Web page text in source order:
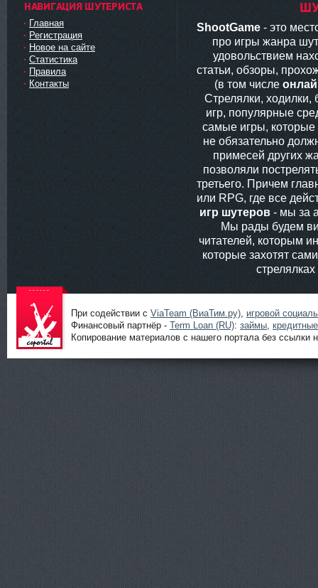
НАВИГАЦИЯ ШУТЕРИСТА
Главная
Регистрация
Новое на сайте
Статистика
Правила
Контакты
ShootGame- это
про игры жанра
удовольствием
статьи, обзоры,
(в том числе
Стрелялки, ходилки,
игр, популярные
самые игры, которые
не обязательно
примесей других
позволяли
третьего. Причем
или RPG, где все
игр шутеров- мы за
Мы рады будем
читателей, которым
которые захотят
Шутеры
онлайн от
ShootGame:
новости,
статьи,
обзоры и
прохождени
я игр
При содействии с ViaTeam (ВиаТим.ру), игровой
Финансовый партнёр - Term Loan (RU): займы,
Копирование материалов с нашего портала без ссылки